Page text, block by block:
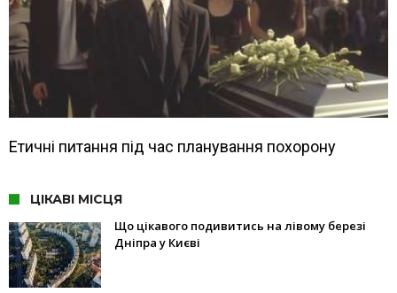
Етичні питання під час планування похорону
ЦІКАВІ МІСЦЯ
Що цікавого подивитись на лівому березі
Дніпра у Києві